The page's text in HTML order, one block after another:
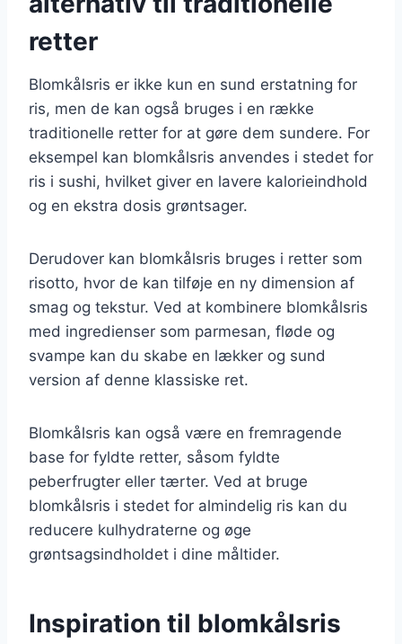
retter
Blomkålsris er ikke kun en sund erstatning for
ris, men de kan også bruges i en række
traditionelle retter for at gøre dem sundere. For
eksempel kan blomkålsris anvendes i stedet for
ris i sushi, hvilket giver en lavere kalorieindhold
og en ekstra dosis grøntsager.
Derudover kan blomkålsris bruges i retter som
risotto, hvor de kan tilføje en ny dimension af
smag og tekstur. Ved at kombinere blomkålsris
med ingredienser som parmesan, fløde og
svampe kan du skabe en lækker og sund
version af denne klassiske ret.
Blomkålsris kan også være en fremragende
base for fyldte retter, såsom fyldte
peberfrugter eller tærter. Ved at bruge
blomkålsris i stedet for almindelig ris kan du
reducere kulhydraterne og øge
grøntsagsindholdet i dine måltider.
Inspiration til blomkålsris